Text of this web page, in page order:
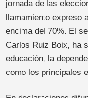
jornada de las
llamamiento expreso
encima del 70%. El
Carlos Ruiz Boix, ha
educación, la
como los principales